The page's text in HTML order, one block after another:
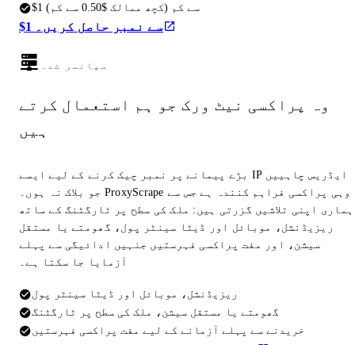
$1 سے کم (کچھ ممالک $0.50 سے کم)
$1 سے نمبر حاصل کریں۔
سپانسر شدہ
وہ پراکسی نیٹ ورک جو ہم استعمال کرتے
ہیں
بڑے پیمانے پر نمبر چیک کرنے کے لیے ایسے IP ایڈریس چاہییں
جو بلاک نہ ہوں۔ ProxyScrape وہی پراکسی فراہم کنندہ ہے جس سے
ہماری اپنی تلاشیں گزرتی ہیں: ملک کی سطح پر ٹارگٹنگ کے ساتھ
ریزیڈنشل، موبائل اور ڈیٹا سینٹر پول، گھومتے یا مستقل
سیشن، اور مفت پراکسی فہرستیں جنہیں ادائیگی سے پہلے
آزمایا جا سکتا ہے۔
ریزیڈنشل، موبائل اور ڈیٹا سینٹر پول
گھومتے یا مستقل سیشن، ملک کی سطح پر ٹارگٹنگ
خریدنے سے پہلے آزمانے کے لیے مفت پراکسی فہرستیں